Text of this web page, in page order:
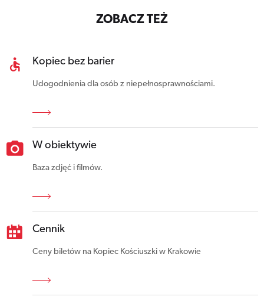
ZOBACZ TEŻ
Kopiec bez barier
Udogodnienia dla osób z niepełnosprawnościami.
W obiektywie
Baza zdjęć i filmów.
Cennik
Ceny biletów na Kopiec Kościuszki w Krakowie